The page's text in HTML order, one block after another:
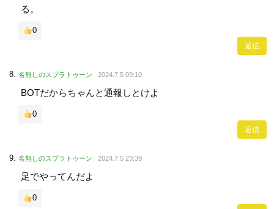
る。
0
返信
名無しのスプラトゥーン 2024.7.5 09:10
BOTだからちゃんと通報しとけよ
0
返信
名無しのスプラトゥーン 2024.7.5 23:39
足でやってんだよ
0